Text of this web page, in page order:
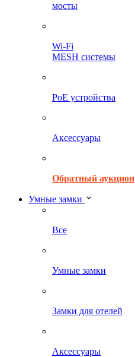
мосты
Wi-Fi
MESH системы
PoE устройства
Аксессуары
Обратный аукцион
Умные замки
Все
Умные замки
Замки для отелей
Аксессуары